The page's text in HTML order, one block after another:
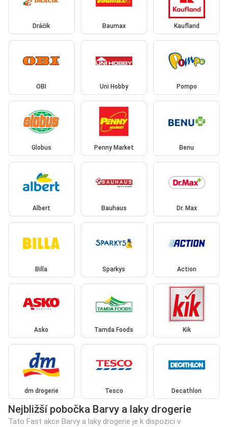
Dráčik Baumax Kaufland
OBI Uni Hobby Pompo
Globus Penny Market Benu
Albert Bauhaus Dr. Max
Billa Sparkys Action
Asko Tamda Foods Kik
dm drogerie Tesco Decathlon
Nejbližší pobočka Barvy a laky drogerie
Tato Fast akce Barvy a laky drogerie je k dispozici v